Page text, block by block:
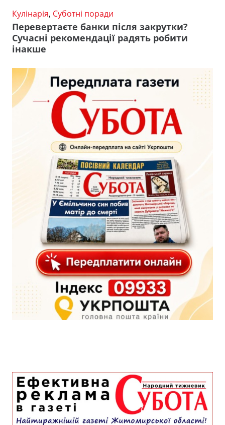
Кулінарія, Суботні поради
Перевертаєте банки після закрутки?
Сучасні рекомендації радять робити
інакше